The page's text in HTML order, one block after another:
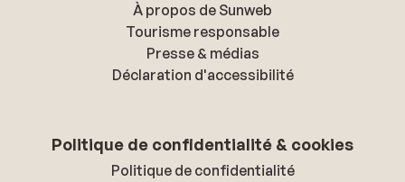
À propos de Sunweb
Tourisme responsable
Presse & médias
Déclaration d'accessibilité
Politique de confidentialité & cookies
Politique de confidentialité